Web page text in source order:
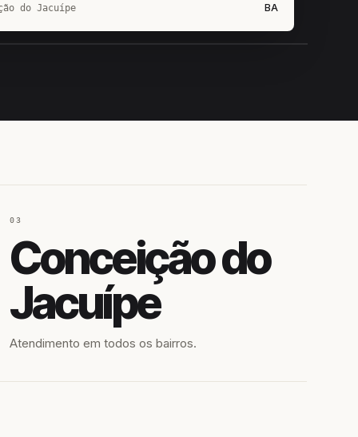
do Jacuípe BA
03
Conceição do
Jacuípe
Atendimento em todos os bairros.